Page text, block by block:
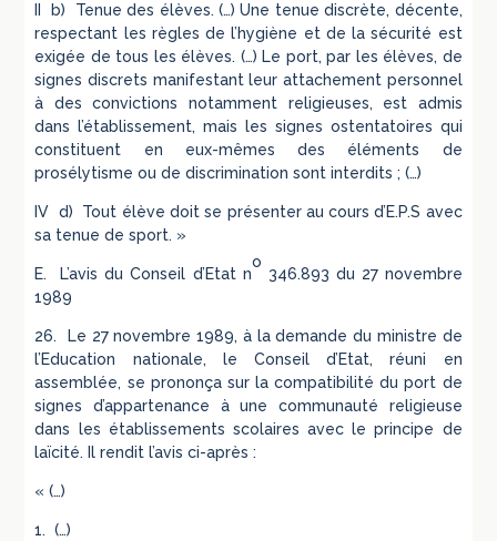
b) Tenue des élèves. (…) Une tenue discrète, décente,
respectant les règles de l’hygiène et de la sécurité est
exigée de tous les élèves. (…) Le port, par les élèves, de
signes discrets manifestant leur attachement personnel
à des convictions notamment religieuses, est admis
dans l’établissement, mais les signes ostentatoires qui
constituent en eux-mêmes des éléments de
prosélytisme ou de discrimination sont interdits ; (…)
IV d) Tout élève doit se présenter au cours d’E.P.S avec
sa tenue de sport. »
E. L’avis du Conseil d’Etat n
o
346.893 du 27 novembre
1989
26. Le 27 novembre 1989, à la demande du ministre de
l’Education nationale, le Conseil d’Etat, réuni en
assemblée, se prononça sur la compatibilité du port de
signes d’appartenance à une communauté religieuse
dans les établissements scolaires avec le principe de
laïcité. Il rendit l’avis ci-après :
« (…)
1. (…)